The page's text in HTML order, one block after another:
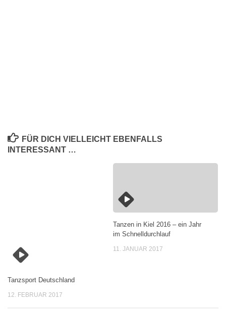
FÜR DICH VIELLEICHT EBENFALLS
INTERESSANT …
Tanzsport Deutschland
12. FEBRUAR 2017
Tanzen in Kiel 2016 – ein Jahr
im Schnelldurchlauf
11. JANUAR 2017